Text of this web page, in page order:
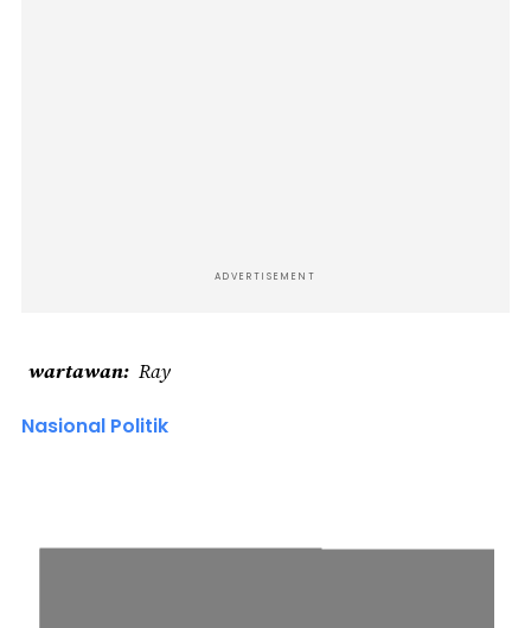
ADVERTISEMENT
wartawan Ray
Nasional Politik